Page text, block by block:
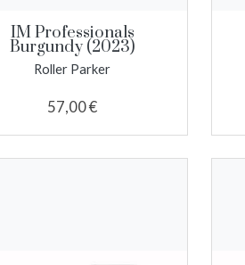
IM Professionals
Burgundy (2023)
Roller Parker
57,00 €